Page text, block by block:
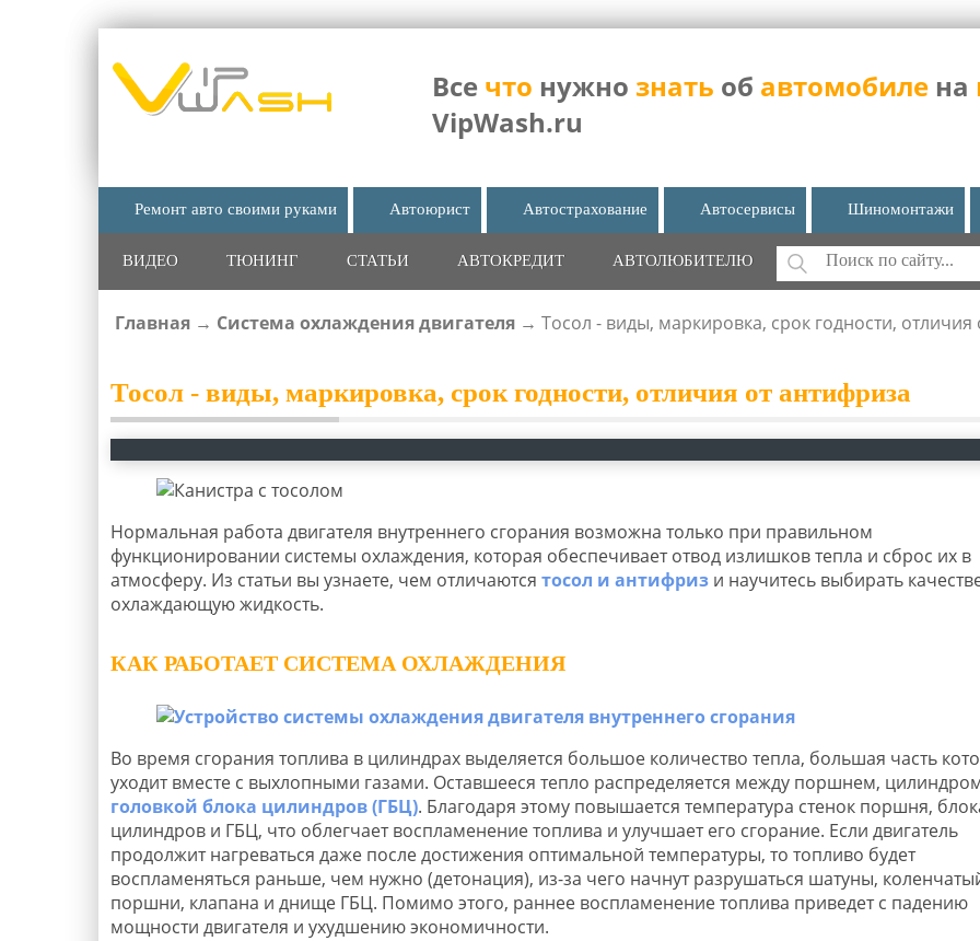
Все что нужно знать об автомобиле на
VipWash.ru
Ремонт авто своими руками Автоюрист Автострахование Автосервисы Шиномонтажи
ВИДЕО ТЮНИНГ СТАТЬИ АВТОКРЕДИТ АВТОЛЮБИТЕЛЮ
ФОРМА
Поиск
Главная → Система охлаждения двигателя → Тосол - виды, маркировка, срок годности, отличия
Тосол - виды, маркировка, срок годности, отличия от антифриза
Нормальная работа двигателя внутреннего сгорания возможна только при правильном
функционировании системы охлаждения, которая обеспечивает отвод излишков тепла и сброс их в
атмосферу. Из статьи вы узнаете, чем отличаются тосол и антифризи научитесь выбирать
охлаждающую жидкость.
КАК РАБОТАЕТ СИСТЕМА ОХЛАЖДЕНИЯ
Во время сгорания топлива в цилиндрах выделяется большое количество тепла, большая часть
уходит вместе с выхлопными газами. Оставшееся тепло распределяется между поршнем,
головкой блока цилиндров (ГБЦ). Благодаря этому повышается температура стенок поршня,
цилиндров и ГБЦ, что облегчает воспламенение топлива и улучшает его сгорание. Если двигатель
продолжит нагреваться даже после достижения оптимальной температуры, то топливо будет
воспламеняться раньше, чем нужно (детонация), из-за чего начнут разрушаться шатуны,
поршни, клапана и днище ГБЦ. Помимо этого, раннее воспламенение топлива приведет с падению
мощности двигателя и ухудшению экономичности.